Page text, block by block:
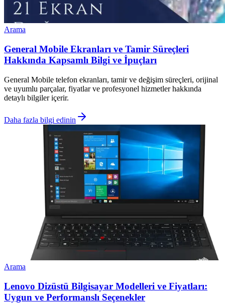
Arama
General Mobile Ekranları ve Tamir Süreçleri
Hakkında Kapsamlı Bilgi ve İpuçları
General Mobile telefon ekranları, tamir ve değişim süreçleri, orijinal
ve uyumlu parçalar, fiyatlar ve profesyonel hizmetler hakkında
detaylı bilgiler içerir.
Daha fazla bilgi edinin
Arama
Lenovo Dizüstü Bilgisayar Modelleri ve Fiyatları:
Uygun ve Performanslı Seçenekler